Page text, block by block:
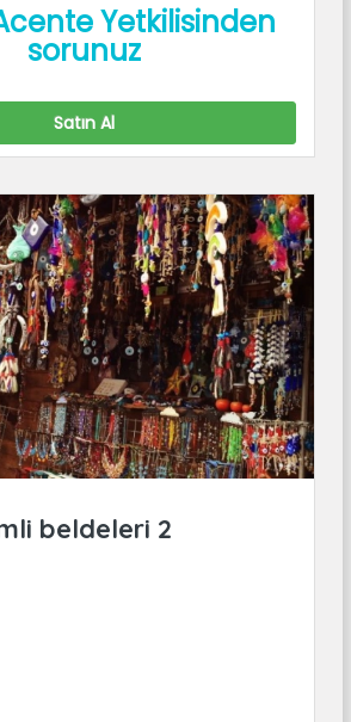
Yetkilisinden
sorunuz
Satın Al
beldeleri 2